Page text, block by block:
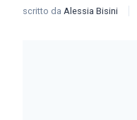
scritto da Alessia Bisini